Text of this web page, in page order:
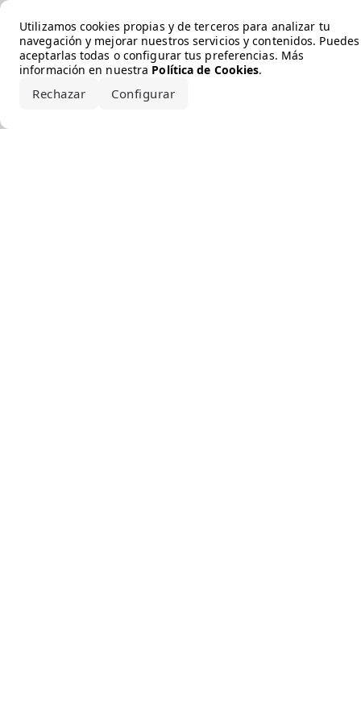
Utilizamos cookies propias y de terceros para analizar tu
navegación y mejorar nuestros servicios y contenidos. Puedes
aceptarlas todas o configurar tus preferencias. Más
información en nuestra Política de Cookies.
Rechazar Configurar
Error loading the brand